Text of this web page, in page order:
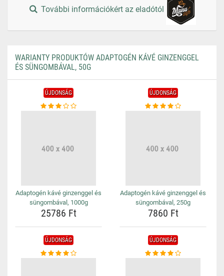
További információkért az eladótól
WARIANTY PRODUKTÓW ADAPTOGÉN KÁVÉ GINZENGGEL
ÉS SÜNGOMBÁVAL, 50G
ÚJDONSÁG
Adaptogén kávé ginzenggel és
süngombával, 1000g
25786 Ft
ÚJDONSÁG
Adaptogén kávé ginzenggel és
süngombával, 250g
7860 Ft
ÚJDONSÁG ÚJDONSÁG